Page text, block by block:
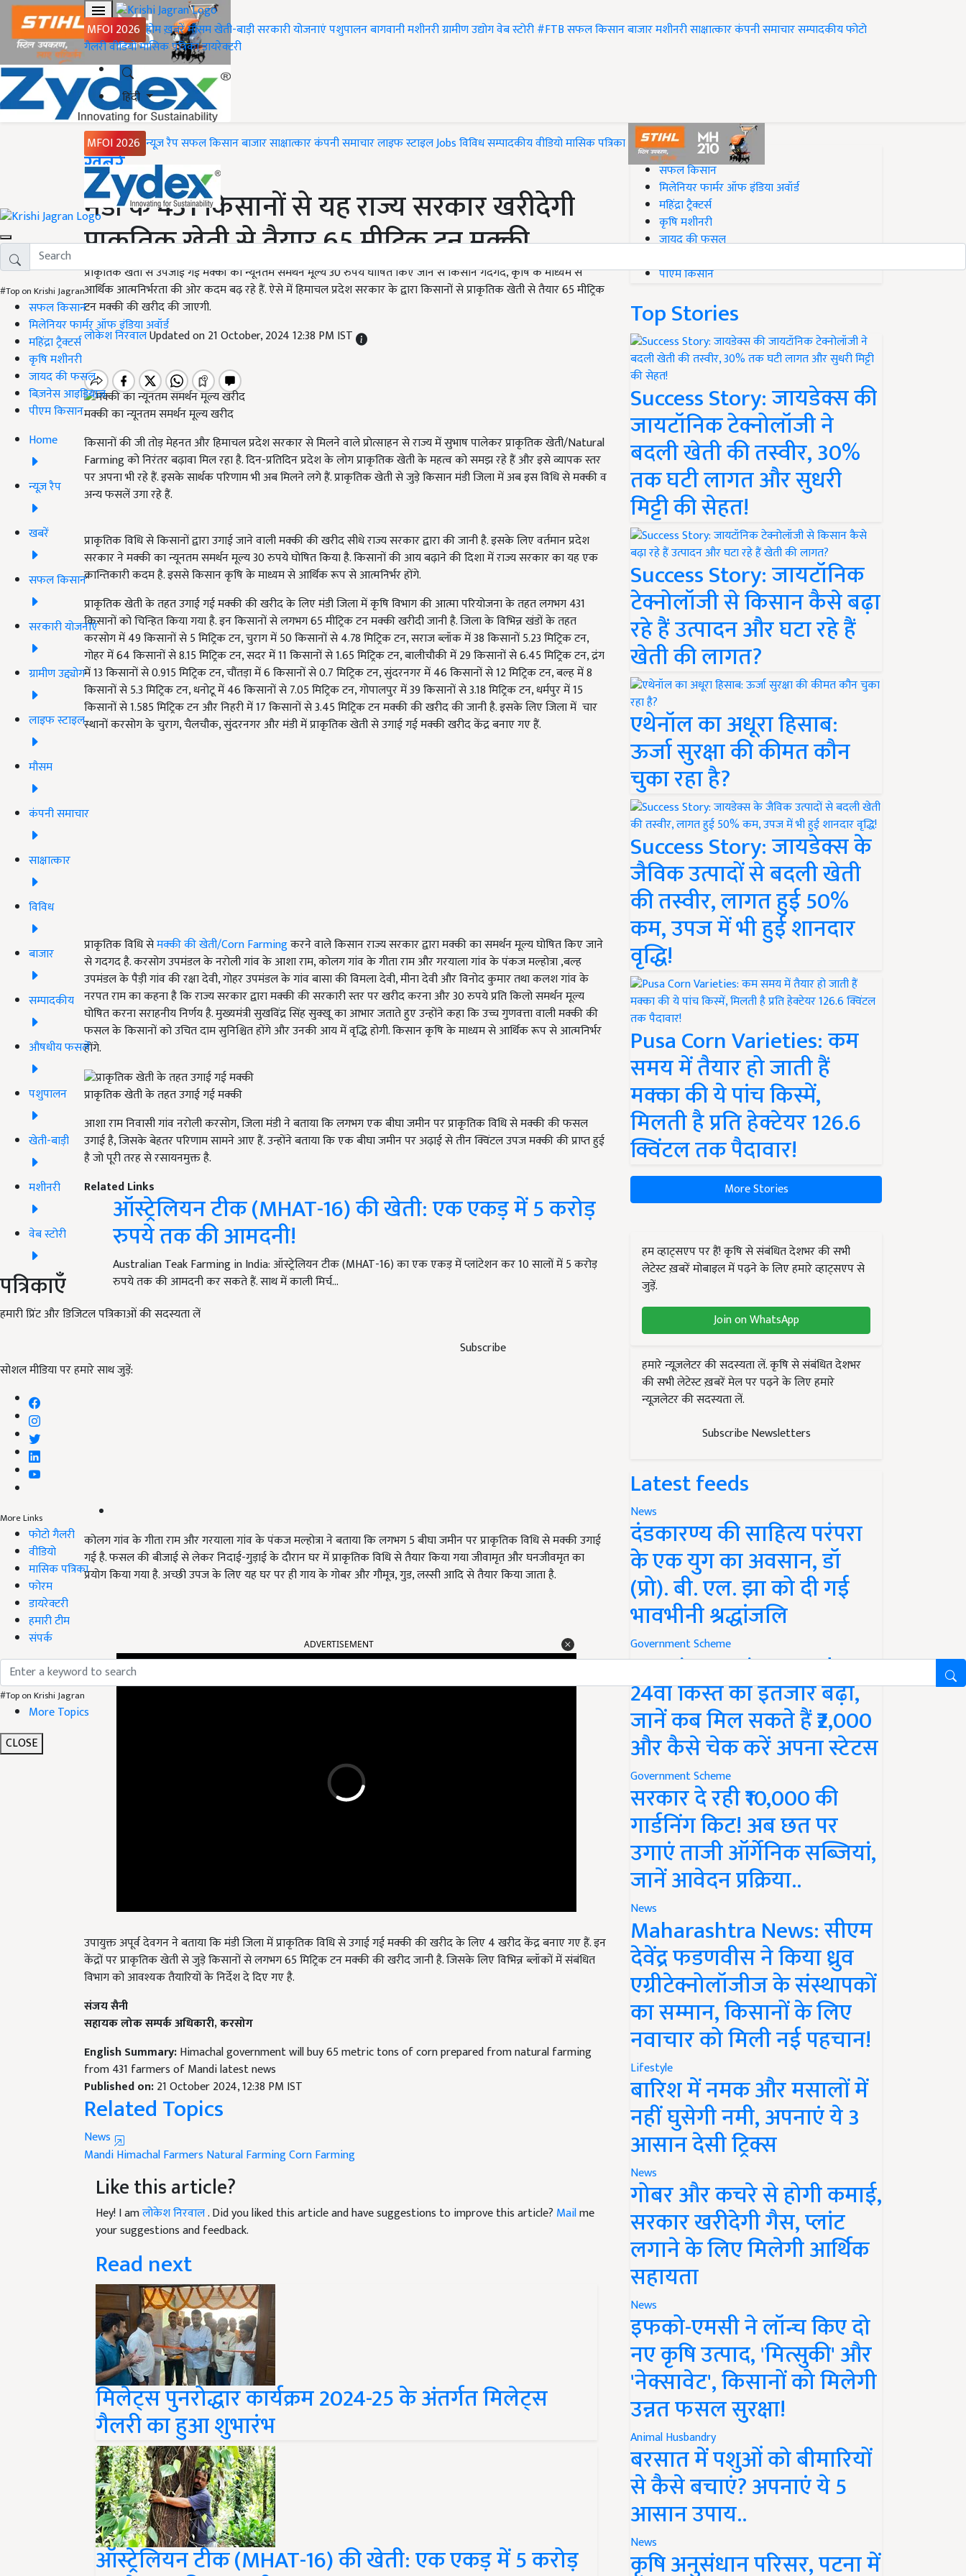
MFOI 2026 होमख़बरेंमौसमखेती-बाड़ीसरकारी योजनाएंपशुपालनबागवानीमशीनरीग्रामीण उद्योगवेब स्टोरी#FTBसफल किसानबाजारमशीनरीसाक्षात्कारकंपनी समाचारसम्पादकीयफोटो
गैलरीवीडियोमासिक पत्रिकाडायरेक्टरी
हिंदी
MFOI 2026 न्यूज़ रैपसफल किसानबाजारसाक्षात्कारकंपनी समाचारलाइफ स्टाइलJobsविविधसम्पादकीयवीडियोमासिक पत्रिका
#Top on Krishi Jagran
सफल किसान
मिलेनियर फार्मर ऑफ इंडिया अवॉर्ड
महिंद्रा ट्रैक्टर्स
कृषि मशीनरी
जायद की फसल
बिज़नेस आइडियाज
पीएम किसान
Home
न्यूज़ रैप
खबरें
सफल किसान
सरकारी योजनाएं
ग्रामीण उद्द्योग
लाइफ स्टाइल
मौसम
कंपनी समाचार
साक्षात्कार
विविध
बाजार
सम्पादकीय
औषधीय फसलें
पशुपालन
खेती-बाड़ी
मशीनरी
वेब स्टोरी
पत्रिकाएँ
हमारी प्रिंट और डिजिटल पत्रिकाओं की सदस्यता लें
Subscribe
सोशल मीडिया पर हमारे साथ जुड़ें:
More Links
फोटो गैलरी
वीडियो
मासिक पत्रिका
फोरम
डायरेक्टरी
हमारी टीम
संपर्क
#Top on Krishi Jagran
More Topics
CLOSE
Home
ख़बरें
मंडी के 431 किसानों से यह राज्य सरकार खरीदेगी
प्राकृतिक खेती से तैयार 65 मीट्रिक टन मक्की
प्राकृतिक खेती से उपजाई गई मक्की का न्यूनतम समर्थन मूल्य 30 रुपये घोषित किए जाने से किसान गदगद, कृषि के माध्यम से
आर्थिक आत्मनिर्भरता की ओर कदम बढ़ रहे हैं. ऐसे में हिमाचल प्रदेश सरकार के द्वारा किसानों से प्राकृतिक खेती से तैयार 65 मीट्रिक
टन मक्की की खरीद की जाएगी.
लोकेश निरवालUpdated on 21 October, 2024 12:38 PM IST
मक्की का न्यूनतम समर्थन मूल्य खरीद
किसानों की जी तोड़ मेहनत और हिमाचल प्रदेश सरकार से मिलने वाले प्रोत्साहन से राज्य में सुभाष पालेकर प्राकृतिक खेती/Natural
Farming को निरंतर बढ़ावा मिल रहा है. दिन-प्रतिदिन प्रदेश के लोग प्राकृतिक खेती के महत्व को समझ रहे हैं और इसे व्यापक स्तर
पर अपना भी रहे हैं. इसके सार्थक परिणाम भी अब मिलने लगे हैं. प्राकृतिक खेती से जुड़े किसान मंडी जिला में अब इस विधि से मक्की व
अन्य फसलें उगा रहे हैं.
प्राकृतिक विधि से किसानों द्वारा उगाई जाने वाली मक्की की खरीद सीधे राज्य सरकार द्वारा की जानी है. इसके लिए वर्तमान प्रदेश
सरकार ने मक्की का न्यूनतम समर्थन मूल्य 30 रुपये घोषित किया है. किसानों की आय बढ़ाने की दिशा में राज्य सरकार का यह एक
क्रान्तिकारी कदम है. इससे किसान कृषि के माध्यम से आर्थिक रूप से आत्मनिर्भर होंगे.
प्राकृतिक खेती के तहत उगाई गई मक्की की खरीद के लिए मंडी जिला में कृषि विभाग की आत्मा परियोजना के तहत लगभग 431
किसानों को चिन्हित किया गया है. इन किसानों से लगभग 65 मीट्रिक टन मक्की खरीदी जानी है. जिला के विभिन्न खंडों के तहत
करसोग में 49 किसानों से 5 मिट्रिक टन, चुराग में 50 किसानों से 4.78 मिट्रिक टन, सराज ब्लॉक में 38 किसानों 5.23 मिट्रिक टन,
गोहर में 64 किसानों से 8.15 मिट्रिक टन, सदर में 11 किसानों से 1.65 मिट्रिक टन, बालीचौकी में 29 किसानों से 6.45 मिट्रिक टन, द्रंग
में 13 किसानों से 0.915 मिट्रिक टन, चौंतड़ा में 6 किसानों से 0.7 मिट्रिक टन, सुंदरनगर में 46 किसानों से 12 मिट्रिक टन, बल्ह में 8
किसानों से 5.3 मिट्रिक टन, धनोटू में 46 किसानों से 7.05 मिट्रिक टन, गोपालपुर में 39 किसानों से 3.18 मिट्रिक टन, धर्मपुर में 15
किसानों से 1.585 मिट्रिक टन और निहरी में 17 किसानों से 3.45 मिट्रिक टन मक्की की खरीद की जानी है. इसके लिए जिला में चार
स्थानों करसोग के चुराग, चैलचौक, सुंदरनगर और मंडी में प्राकृतिक खेती से उगाई गई मक्की खरीद केंद्र बनाए गए हैं.
प्राकृतिक विधि सेमक्की की खेती/Corn Farmingकरने वाले किसान राज्य सरकार द्वारा मक्की का समर्थन मूल्य घोषित किए जाने
से गदगद है. करसोग उपमंडल के नरोली गांव के आशा राम, कोलग गांव के गीता राम और गरयाला गांव के पंकज मल्होत्रा ,बल्ह
उपमंडल के पैड़ी गांव की रक्षा देवी, गोहर उपमंडल के गांव बासा की विमला देवी, मीना देवी और विनोद कुमार तथा कलश गांव के
नरपत राम का कहना है कि राज्य सरकार द्वारा मक्की की सरकारी स्तर पर खरीद करना और 30 रुपये प्रति किलो समर्थन मूल्य
घोषित करना सराहनीय निर्णय है. मुख्यमंत्री सुखविंद्र सिंह सुक्खू का आभार जताते हुए उन्होंने कहा कि उच्च गुणवत्ता वाली मक्की की
फसल के किसानों को उचित दाम सुनिश्चित होंगे और उनकी आय में वृद्धि होगी. किसान कृषि के माध्यम से आर्थिक रूप से आत्मनिर्भर
होंगे.
प्राकृतिक खेती के तहत उगाई गई मक्की
आशा राम निवासी गांव नरोली करसोग, जिला मंडी ने बताया कि लगभग एक बीघा जमीन पर प्राकृतिक विधि से मक्की की फसल
उगाई है, जिसके बेहतर परिणाम सामने आए हैं. उन्होंने बताया कि एक बीघा जमीन पर अढ़ाई से तीन क्विंटल उपज मक्की की प्राप्त हुई
है जो पूरी तरह से रसायनमुक्त है.
Related Links
ऑस्ट्रेलियन टीक (MHAT-16) की खेती: एक एकड़ में 5 करोड़
रुपये तक की आमदनी!
Australian Teak Farming in India: ऑस्ट्रेलियन टीक (MHAT-16) का एक एकड़ में प्लांटेशन कर 10 सालों में 5 करोड़
रुपये तक की आमदनी कर सकते हैं. साथ में काली मिर्च…
कोलग गांव के गीता राम और गरयाला गांव के पंकज मल्होत्रा ने बताया कि लगभग 5 बीघा जमीन पर प्राकृतिक विधि से मक्की उगाई
गई है. फसल की बीजाई से लेकर निदाई-गुड़ाई के दौरान घर में प्राकृतिक विधि से तैयार किया गया जीवामृत और घनजीवमृत का
प्रयोग किया गया है. अच्छी उपज के लिए यह घर पर ही गाय के गोबर और गौमूत्र, गुड, लस्सी आदि से तैयार किया जाता है.
केंद्रों पर प्राकृतिक खेती से जुड़े किसानों से लगभग 65 मिट्रिक टन मक्की की खरीद जानी है. जिसके लिए विभिन्न ब्लॉकों में संबंधित
विभाग को आवश्यक तैयारियों के निर्देश दे दिए गए है.
सहायक लोक सम्पर्क अधिकारी
English Summary:
Himachal government will buy 65 metric tons of corn prepared from natural farming
from 431 farmers of Mandi latest news
Published on:21 October 2024, 12:38 PM IST
Related Topics
News
Mandi Himachal Farmers
Like this article?
Hey! I amलोकेश निरवाल. Did you liked this article and have suggestions to improve this article?
your suggestions and feedback.
Read next
मिलेट्स पुनरोद्धार कार्यक्रम 2024-25 के अंतर्गत मिलेट्स
गैलरी का हुआ शुभारंभ
ऑस्ट्रेलियन टीक (MHAT-16) की खेती: एक एकड़ में 5 करोड़
#Top on Krishi Jagran
सफल किसान
मिलेनियर फार्मर ऑफ इंडिया अवॉर्ड
महिंद्रा ट्रैक्टर्स
कृषि मशीनरी
जायद की फसल
पीएम किसान
Top Stories
Success Story: जायडेक्स की
जायटॉनिक टेक्नोलॉजी ने
बदली खेती की तस्वीर, 30%
तक घटी लागत और सुधरी
मिट्टी की सेहत!
Success Story: जायटॉनिक
टेक्नोलॉजी से किसान कैसे बढ़ा
रहे हैं उत्पादन और घटा रहे हैं
खेती की लागत?
एथेनॉल का अधूरा हिसाब:
ऊर्जा सुरक्षा की कीमत कौन
चुका रहा है?
Success Story: जायडेक्स के
जैविक उत्पादों से बदली खेती
की तस्वीर, लागत हुई 50%
कम, उपज में भी हुई शानदार
वृद्धि!
Pusa Corn Varieties: कम
समय में तैयार हो जाती हैं
मक्का की ये पांच किस्में,
मिलती है प्रति हेक्टेयर 126.6
क्विंटल तक पैदावार!
More Stories
हम व्हाट्सएप पर हैं! कृषि से संबंधित देशभर की सभी
लेटेस्ट ख़बरें मोबाइल में पढ़ने के लिए हमारे व्हाट्सएप से
जुड़ें.
Join on WhatsApp
हमारे न्यूज़लेटर की सदस्यता लें. कृषि से संबंधित देशभर
की सभी लेटेस्ट ख़बरें मेल पर पढ़ने के लिए हमारे
न्यूज़लेटर की सदस्यता लें.
Subscribe Newsletters
Latest feeds
News
दंडकारण्य की साहित्य परंपरा
के एक युग का अवसान, डॉ
(प्रो). बी. एल. झा को दी गई
भावभीनी श्रद्धांजलि
Government Scheme
PM Kisan Yojana Update:
24वीं किस्त का इंतजार बढ़ा,
जानें कब मिल सकते हैं ₹2,000
और कैसे चेक करें अपना स्टेटस
Government Scheme
सरकार दे रही ₹10,000 की
गार्डनिंग किट! अब छत पर
उगाएं ताजी ऑर्गेनिक सब्जियां,
जानें आवेदन प्रक्रिया..
News
Maharashtra News: सीएम
देवेंद्र फडणवीस ने किया ध्रुव
एग्रीटेक्नोलॉजीज के संस्थापकों
का सम्मान, किसानों के लिए
नवाचार को मिली नई पहचान!
Lifestyle
बारिश में नमक और मसालों में
नहीं घुसेगी नमी, अपनाएं ये 3
आसान देसी ट्रिक्स
News
गोबर और कचरे से होगी कमाई,
सरकार खरीदेगी गैस, प्लांट
लगाने के लिए मिलेगी आर्थिक
सहायता
News
इफको-एमसी ने लॉन्च किए दो
नए कृषि उत्पाद, 'मित्सुकी' और
'नेक्सावेट', किसानों को मिलेगी
उन्नत फसल सुरक्षा!
Animal Husbandry
बरसात में पशुओं को बीमारियों
से कैसे बचाएं? अपनाएं ये 5
आसान उपाय..
News
कृषि अनुसंधान परिसर, पटना में